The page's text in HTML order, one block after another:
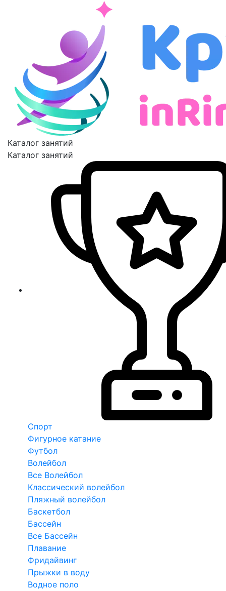
Каталог занятий
Каталог занятий
Спорт
Фигурное катание
Футбол
Волейбол
Все Волейбол
Классический волейбол
Пляжный волейбол
Баскетбол
Бассейн
Все Бассейн
Плавание
Фридайвинг
Прыжки в воду
Водное поло